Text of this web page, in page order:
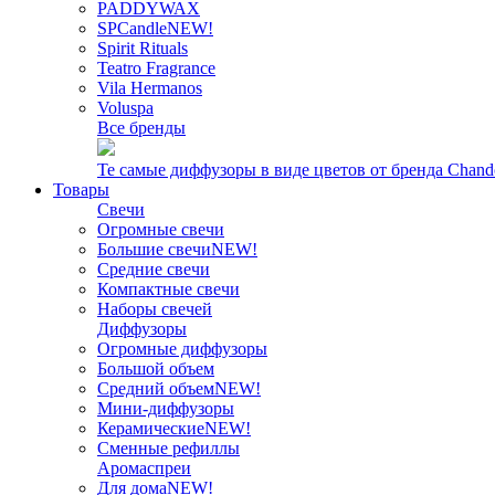
PADDYWAX
SPCandleNEW!
Spirit Rituals
Teatro Fragrance
Vila Hermanos
Voluspa
Все бренды
Те самые диффузоры в виде цветов от бренда
Товары
Свечи
Огромные свечи
Большие свечиNEW!
Средние свечи
Компактные свечи
Наборы свечей
Диффузоры
Огромные диффузоры
Большой объем
Средний объемNEW!
Мини-диффузоры
КерамическиеNEW!
Сменные рефиллы
Аромаспреи
Для домаNEW!